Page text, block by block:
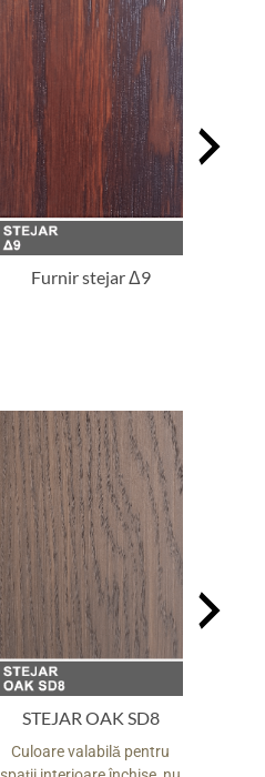
Furnir stejar Δ9
STEJAR OAK SD8
Culoare valabilă pentru